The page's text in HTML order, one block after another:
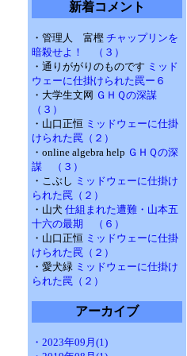
新着コメント
・管理人 富樫 チャップリンを
暗殺せよ！ （３）
・通りががりのものです ミッド
ウェーに仕掛けられた罠ー６
・大学生文网 ＧＨＱの深謀
（３）
・山口正恒 ミッドウェーに仕掛
けられた罠（２）
・online algebra help ＧＨＱの深
謀 （３）
・こぶし ミッドウェーに仕掛け
られた罠（２）
・山犬 仕組まれた遭難・山本五
十六の最期 （６）
・山口正恒 ミッドウェーに仕掛
けられた罠（２）
・愛犬緑 ミッドウェーに仕掛け
られた罠（２）
アーカイブ
・2023年09月(1)